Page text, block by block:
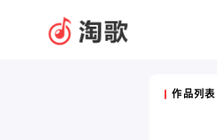
作品列表